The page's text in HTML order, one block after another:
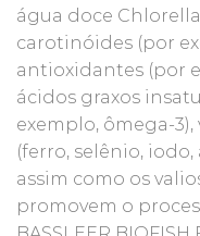
água doce
carotinóides (por
antioxidantes (por
ácidos graxos
exemplo, ômega-
(ferro, selênio,
assim como os
promovem o